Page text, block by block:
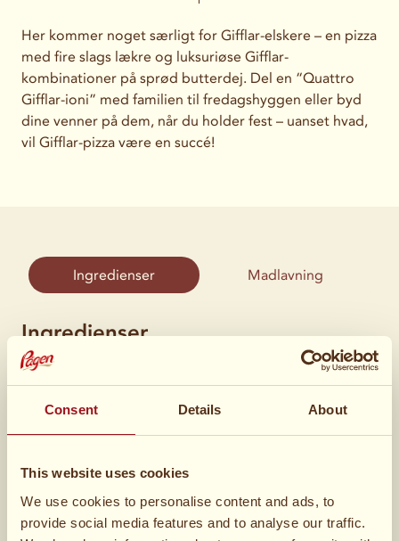
Consent Details About
This website uses cookies
We use cookies to personalise content and ads, to
provide social media features and to analyse our traffic.
Her kommer noget særligt for Gifflar-elskere – en pizza
med fire slags lækre og luksuriøse Gifflar-
kombinationer på sprød butterdej. Del en “Quattro
Gifflar-ioni” med familien til fredagshyggen eller byd
dine venner på dem, når du holder fest – uanset hvad,
vil Gifflar-pizza være en succé!
Ingredienser Madlavning
Ingredienser